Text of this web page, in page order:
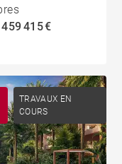
415 €
TRAVAUX EN
COURS